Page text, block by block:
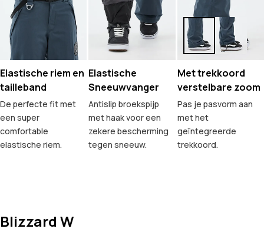
Elastische riem en
tailleband
De perfecte fit met
een super
comfortable
elastische riem.
Elastische
Sneeuwvanger
Antislip broekspijp
met haak voor een
zekere bescherming
tegen sneeuw.
Met trekkoord
verstelbare zoom
Pas je pasvorm aan
met het
geïntegreerde
trekkoord.
Blizzard W